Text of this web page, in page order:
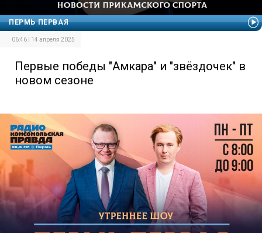
ПЕРМЬ ПЕРВАЯ
06:46 | 14 апреля 2025
Первые победы "Амкара" и "звёздочек" в
новом сезоне